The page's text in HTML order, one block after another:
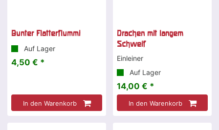
Bunter Flatterflummi
Auf Lager
4,50 € *
In den Warenkorb
Drachen mit langem
Schweif
Einleiner
Auf Lager
14,00 € *
In den Warenkorb